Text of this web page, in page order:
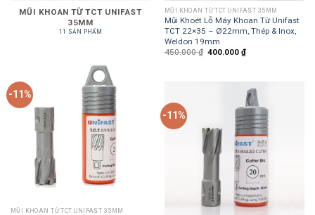
MŨI KHOAN TỪ TCT UNIFAST
35MM
11 SẢN PHẨM
MŨI KHOAN TỪ TCT UNIFAST 35MM
Mũi Khoét Lỗ Máy Khoan Từ Unifast
TCT 22×35 – Ø22mm, Thép & Inox,
Weldon 19mm
450.000₫ 400.000₫
-11%
MŨI KHOAN TỪ TCT UNIFAST 35MM
-11%